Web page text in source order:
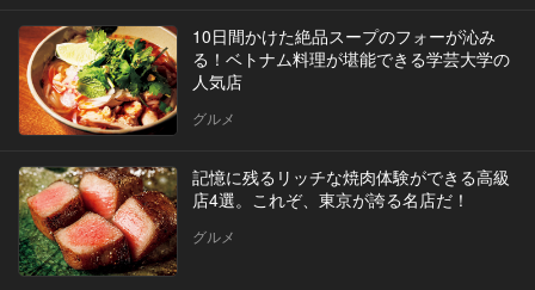
10日間かけた絶品スープのフォーが沁み
る！ベトナム料理が堪能できる学芸大学の
人気店
グルメ
記憶に残るリッチな焼肉体験ができる高級
店4選。これぞ、東京が誇る名店だ！
グルメ